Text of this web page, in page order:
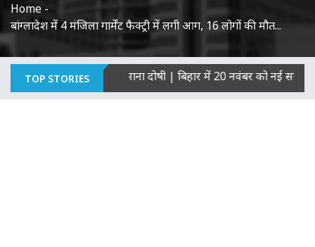
Home -
बांग्लादेश में 4 मंजिला गार्मेंट फैक्ट्री में लगी आग, 16 लोगों की मौत...
TOP STORIES
की हत्याओं का माना दोषी |बिहार में 20 नवंबर को नई सरकार का